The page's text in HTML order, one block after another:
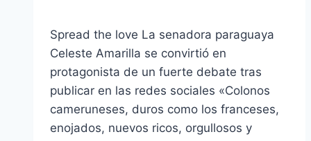
Spread the love La senadora paraguaya
Celeste Amarilla se convirtió en
protagonista de un fuerte debate tras
publicar en las redes sociales «Colonos
cameruneses, duros como los franceses,
enojados, nuevos ricos, orgullosos y